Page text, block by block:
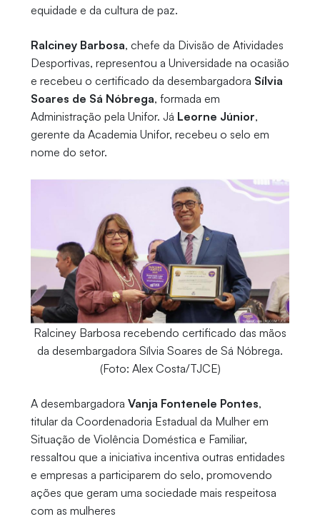
equidade e da cultura de paz.
Ralciney Barbosa, chefe da Divisão de Atividades
Desportivas, representou a Universidade na ocasião
e recebeu o certificado da desembargadora Sílvia
Soares de Sá Nóbrega, formada em
Administração pela Unifor. Já Leorne Júnior,
gerente da Academia Unifor, recebeu o selo em
nome do setor.
Ralciney Barbosa recebendo certificado das mãos
da desembargadora Sílvia Soares de Sá Nóbrega.
(Foto: Alex Costa/TJCE)
A desembargadora Vanja Fontenele Pontes,
titular da Coordenadoria Estadual da Mulher em
Situação de Violência Doméstica e Familiar,
ressaltou que a iniciativa incentiva outras entidades
e empresas a participarem do selo, promovendo
ações que geram uma sociedade mais respeitosa
com as mulheres